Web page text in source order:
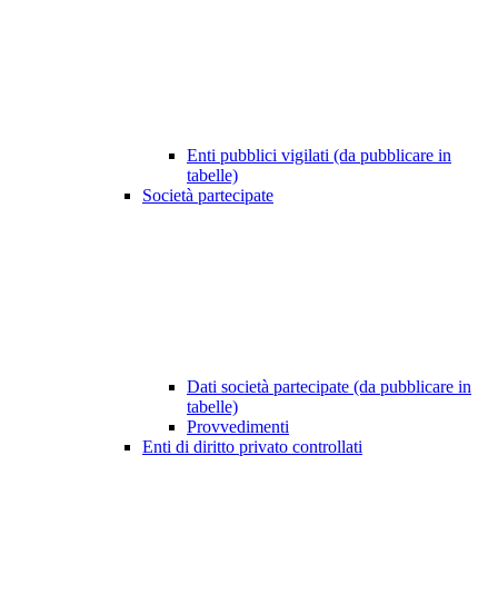
Enti pubblici vigilati (da pubblicare in
tabelle)
Società partecipate
Dati società partecipate (da pubblicare in
tabelle)
Provvedimenti
Enti di diritto privato controllati